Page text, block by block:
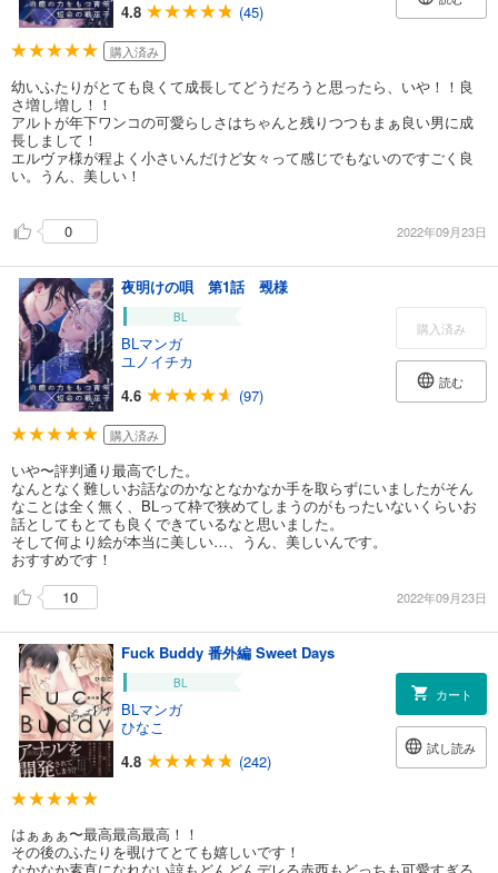
4.8
(45)
購入済み
幼いふたりがとても良くて成長してどうだろうと思ったら、いや！！良
さ増し増し！！
アルトが年下ワンコの可愛らしさはちゃんと残りつつもまぁ良い男に成
長しまして！
エルヴァ様が程よく小さいんだけど女々って感じでもないのですごく良
い。うん、美しい！
0 2022年09月23日
夜明けの唄 第1話 覡様
BL
BLマンガ
ユノイチカ
4.6
(97)
購入済み
読む
購入済み
いや〜評判通り最高でした。
なんとなく難しいお話なのかなとなかなか手を取らずにいましたがそん
なことは全く無く、BLって枠で狭めてしまうのがもったいないくらいお
話としてもとても良くできているなと思いました。
そして何より絵が本当に美しい…、うん、美しいんです。
おすすめです！
10
2022年09月23日
Fuck Buddy 番外編 Sweet Days
BL
BLマンガ
ひなこ
4.8
(242)
カート
試し読み
はぁぁぁ〜最高最高最高！！
その後のふたりを覗けてとても嬉しいです！